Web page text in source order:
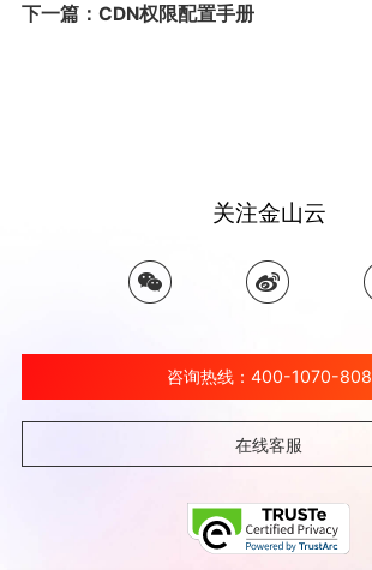
下一篇：CDN权限配置手册
关注金山云
咨询热线：400-1070-808
在线客服